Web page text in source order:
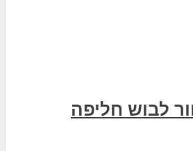
לבוש חליפה